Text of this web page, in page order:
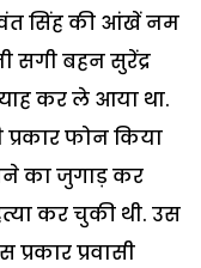
सिंह की आंखें नम
सगी बहन सुरेंद्र
कर ले आया था.
फोन किया
का जुगाड़ कर
कर चुकी थी. उस
प्रवासी